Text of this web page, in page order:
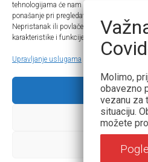
tehnologijama će nam omogućiti da
ponašanje pri pregledavanju ili jedinstveni
Nepristanak ili povlačenje suglasnosti
karakteristike i funkcije.
Upravljanje uslugama
Pogledaj
Cjenik
Kontakt
Arhiva novosti
siječanj 2023
Molimo,
obavezno
vezanu za
situaciju.
možete